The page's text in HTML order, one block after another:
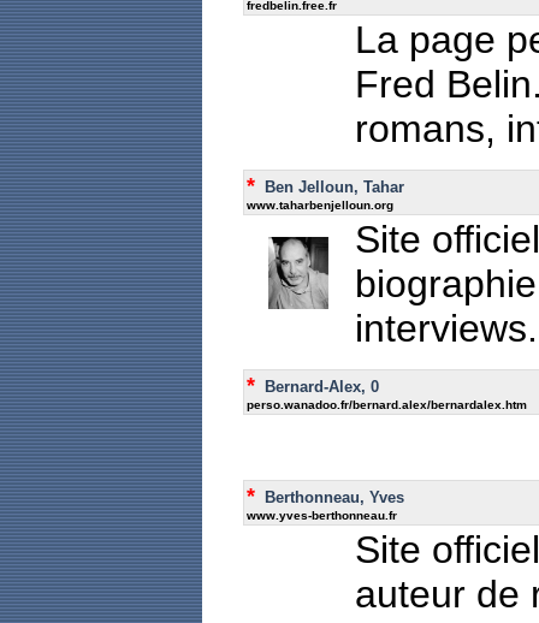
fredbelin.free.fr
La page
Fred
romans,
* Ben Jelloun, Tahar
www.taharbenjelloun.org
Site
interviews.
* Bernard-Alex, 0
perso.wanadoo.fr/bernard.alex/bernardalex.htm
* Berthonneau, Yves
www.yves-berthonneau.fr
Site
auteur de